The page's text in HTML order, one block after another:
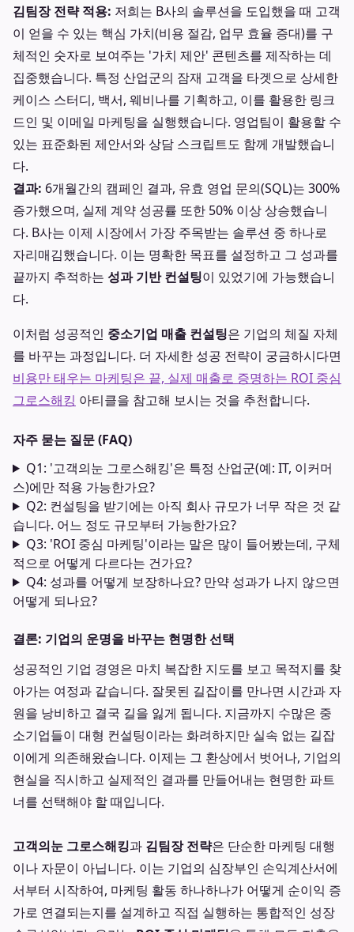
김팀장 전략 적용: 저희는 B사의 솔루션을 도입했을 때 고객
이 얻을 수 있는 핵심 가치(비용 절감, 업무 효율 증대)를 구
체적인 숫자로 보여주는 '가치 제안' 콘텐츠를 제작하는 데
집중했습니다. 특정 산업군의 잠재 고객을 타겟으로 상세한
케이스 스터디, 백서, 웨비나를 기획하고, 이를 활용한 링크
드인 및 이메일 마케팅을 실행했습니다. 영업팀이 활용할 수
있는 표준화된 제안서와 상담 스크립트도 함께 개발했습니
다.
결과: 6개월간의 캠페인 결과, 유효 영업 문의(SQL)는 300%
증가했으며, 실제 계약 성공률 또한 50% 이상 상승했습니
다. B사는 이제 시장에서 가장 주목받는 솔루션 중 하나로
자리매김했습니다. 이는 명확한 목표를 설정하고 그 성과를
끝까지 추적하는 성과 기반 컨설팅이 있었기에 가능했습니
다.
이처럼 성공적인 중소기업 매출 컨설팅은 기업의 체질 자체
를 바꾸는 과정입니다. 더 자세한 성공 전략이 궁금하시다면
비용만 태우는 마케팅은 끝, 실제 매출로 증명하는 ROI 중심
그로스해킹 아티클을 참고해 보시는 것을 추천합니다.
자주 묻는 질문 (FAQ)
Q1: '고객의눈 그로스해킹'은 특정 산업군(예: IT, 이커머
스)에만 적용 가능한가요?
Q2: 컨설팅을 받기에는 아직 회사 규모가 너무 작은 것 같
습니다. 어느 정도 규모부터 가능한가요?
Q3: 'ROI 중심 마케팅'이라는 말은 많이 들어봤는데, 구체
적으로 어떻게 다르다는 건가요?
Q4: 성과를 어떻게 보장하나요? 만약 성과가 나지 않으면
어떻게 되나요?
결론: 기업의 운명을 바꾸는 현명한 선택
성공적인 기업 경영은 마치 복잡한 지도를 보고 목적지를 찾
아가는 여정과 같습니다. 잘못된 길잡이를 만나면 시간과 자
원을 낭비하고 결국 길을 잃게 됩니다. 지금까지 수많은 중
소기업들이 대형 컨설팅이라는 화려하지만 실속 없는 길잡
이에게 의존해왔습니다. 이제는 그 환상에서 벗어나, 기업의
현실을 직시하고 실제적인 결과를 만들어내는 현명한 파트
너를 선택해야 할 때입니다.
고객의눈 그로스해킹과 김팀장 전략은 단순한 마케팅 대행
이나 자문이 아닙니다. 이는 기업의 심장부인 손익계산서에
서부터 시작하여, 마케팅 활동 하나하나가 어떻게 순이익 증
가로 연결되는지를 설계하고 직접 실행하는 통합적인 성장